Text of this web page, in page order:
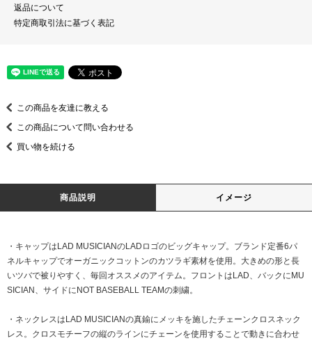
返品について
特定商取引法に基づく表記
この商品を友達に教える
この商品について問い合わせる
買い物を続ける
商品説明 イメージ
・キャップはLAD MUSICIANのLADロゴのビッグキャップ。ブランド定番6パ
ネルキャップでオーガニックコットンのカツラギ素材を使用。大きめの形と長
いツバで被りやすく、毎回オススメのアイテム。フロントはLAD、バックにMU
SICIAN、サイドにNOT BASEBALL TEAMの刺繍。
・ネックレスはLAD MUSICIANの真鍮にメッキを施したチェーンクロスネック
レス。クロスモチーフの縦のラインにチェーンを使用することで動きに合わせ